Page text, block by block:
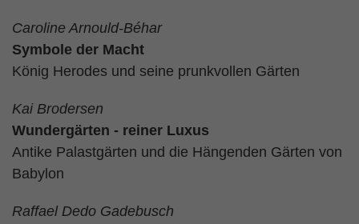
Caroline Arnould-Béhar
Symbole der Macht
König Herodes und seine prunkvollen Gärten
Kai Brodersen
Wundergärten - reiner Luxus
Antike Palastgärten und die Hängenden Gärten von
Babylon
Raffael Dedo Gadebusch